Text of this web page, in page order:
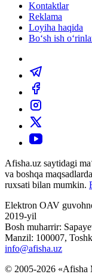
Kontaktlar
Reklama
Loyiha haqida
Bo‘sh ish
Afisha.uz saytidagi
va boshqa
ruxsati bilan mumkin.
Elektron OAV
2019-yil
Bosh muharrir:
Manzil: 100007,
info@afisha.uz
© 2005-2026 «Afisha